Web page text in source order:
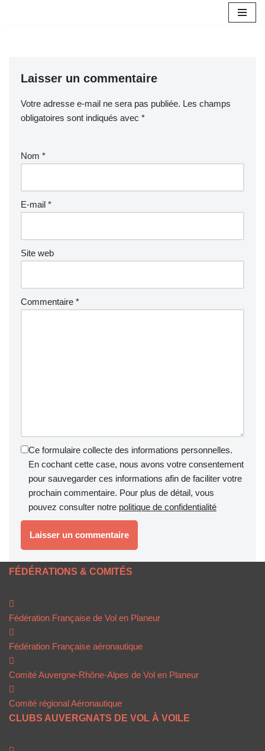
Laisser un commentaire
Votre adresse e-mail ne sera pas publiée. Les champs
obligatoires sont indiqués avec *
Nom *
E-mail *
Site web
Commentaire *
Ce formulaire collecte des informations personnelles.
En cochant cette case, nous avons votre consentement
pour sauvegarder ces informations afin de faciliter votre
prochain commentaire. Pour plus de détail, vous
pouvez consulter notre politique de confidentialité
FÉDÉRATIONS & COMITÉS
Fédération Française de Vol en Planeur
Fédération Française aéronautique
Comité Auvergne-Rhône-Alpes de Vol en Planeur
Comité régional Aéronautique
CLUBS AUVERGNATS DE VOL À VOILE